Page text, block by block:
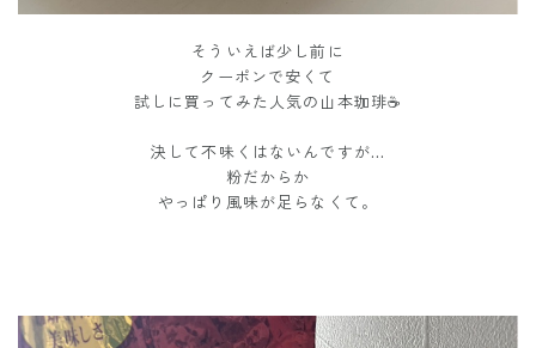
そういえば少し前に
クーポンで安くて
試しに買ってみた人気の山本珈琲☕️
決して不味くはないんですが…
粉だからか
やっぱり風味が足らなくて。